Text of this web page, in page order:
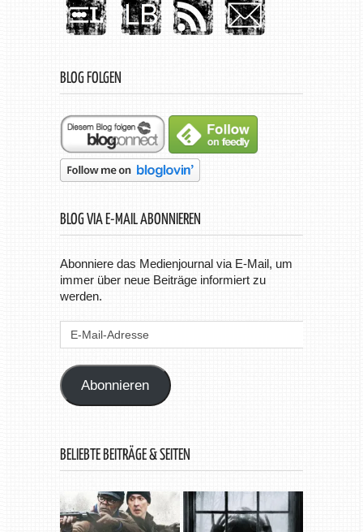
BLOG FOLGEN
BLOG VIA E-MAIL ABONNIEREN
Abonniere das Medienjournal via E-Mail, um
immer über neue Beiträge informiert zu
werden.
Abonnieren
BELIEBTE BEITRÄGE & SEITEN